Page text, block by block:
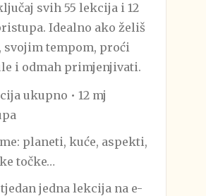
svih 55 lekcija i 12
Idealno ako želiš
svojim tempom, proći
i odmah primjenjivati.
ukupno • 12 mj
planeti, kuće, aspekti,
točke…
jedna lekcija na e-